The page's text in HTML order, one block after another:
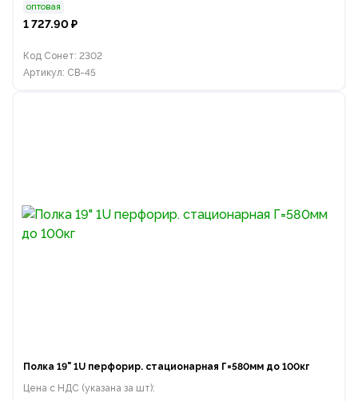
оптовая
1 727.90 ₽
Код Сонет: 2302
Артикул: СВ-45
Полка 19" 1U перфорир. стационарная Г=580мм до 100кг
Цена с НДС (указана за шт):